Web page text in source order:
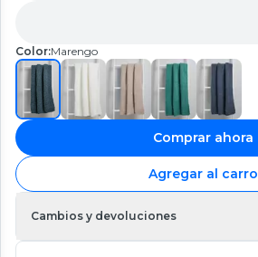
Color:Marengo
Comprar ahora
Agregar al carro
Cambios y devoluciones